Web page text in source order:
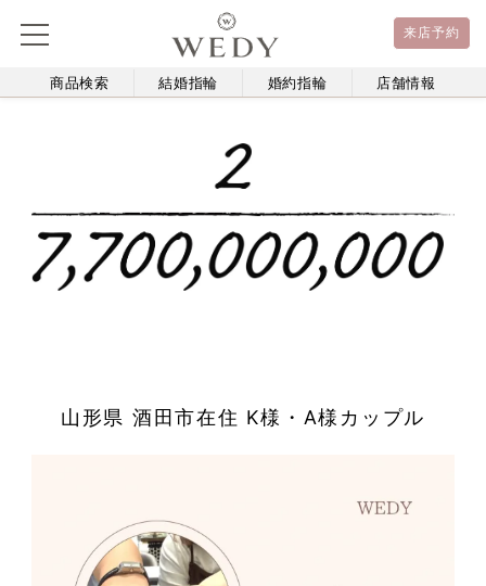
来店予約
商品検索 結婚指輪 婚約指輪 店舗情報
山形県 酒田市在住 K様・A様カップル